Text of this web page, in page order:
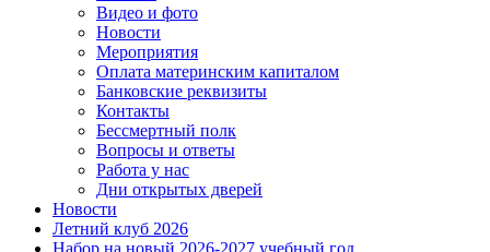
Видео и фото
Новости
Мероприятия
Оплата материнским капиталом
Банковские реквизиты
Контакты
Бессмертный полк
Вопросы и ответы
Работа у нас
Дни открытых дверей
Новости
Летний клуб 2026
Набор на новый 2026-2027 учебный год